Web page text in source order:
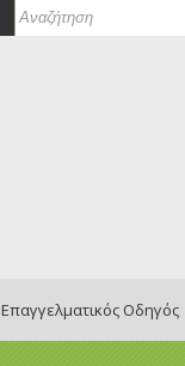
Φόρμα
Αναζήτηση
Επαγγελματικός Οδηγός